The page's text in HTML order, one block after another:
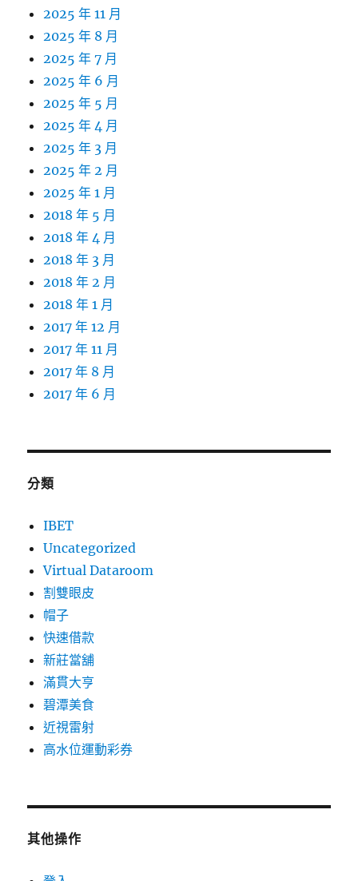
2025 年 11 月
2025 年 8 月
2025 年 7 月
2025 年 6 月
2025 年 5 月
2025 年 4 月
2025 年 3 月
2025 年 2 月
2025 年 1 月
2018 年 5 月
2018 年 4 月
2018 年 3 月
2018 年 2 月
2018 年 1 月
2017 年 12 月
2017 年 11 月
2017 年 8 月
2017 年 6 月
分類
IBET
Uncategorized
Virtual Dataroom
割雙眼皮
帽子
快速借款
新莊當舖
滿貫大亨
碧潭美食
近視雷射
高水位運動彩券
其他操作